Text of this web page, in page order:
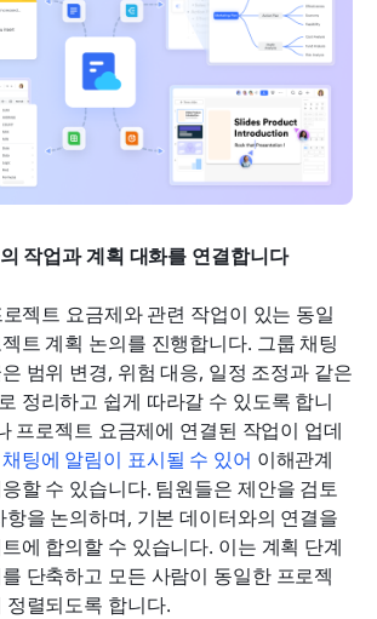
작업과 계획 대화를 연결합니다
젝트 요금제와 관련 작업이 있는 동일
트 계획 논의를 진행합니다. 그룹 채팅
범위 변경, 위험 대응, 일정 조정과 같은
정리하고 쉽게 따라갈 수 있도록 합니
프로젝트 요금제에 연결된 작업이 업데
팅에 알림이 표시될 수 있어 이해관계
할 수 있습니다. 팀원들은 제안을 검토
을 논의하며, 기본 데이터와의 연결을
에 합의할 수 있습니다. 이는 계획 단계
단축하고 모든 사람이 동일한 프로젝
렬되도록 합니다.